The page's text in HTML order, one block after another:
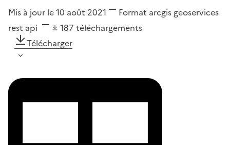
Mis à jour le 10 août 2021 Format arcgis geoservices
rest api
187 téléchargements
Télécharger